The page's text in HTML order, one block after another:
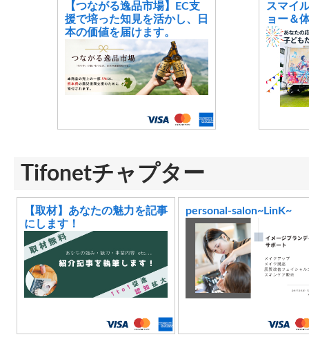
【つながる逸品市場】EC支
援で培った知見を活かし、日
本の価値を届けます。
スマイ
ョー＆
Tifonetチャプター
【取材】あなたの魅力を記事
にします！
personal-salon~LinK~